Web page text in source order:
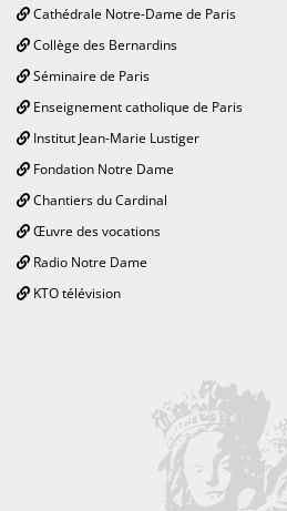
Cathédrale Notre-Dame de Paris
Collège des Bernardins
Séminaire de Paris
Enseignement catholique de Paris
Institut Jean-Marie Lustiger
Fondation Notre Dame
Chantiers du Cardinal
Œuvre des vocations
Radio Notre Dame
KTO télévision